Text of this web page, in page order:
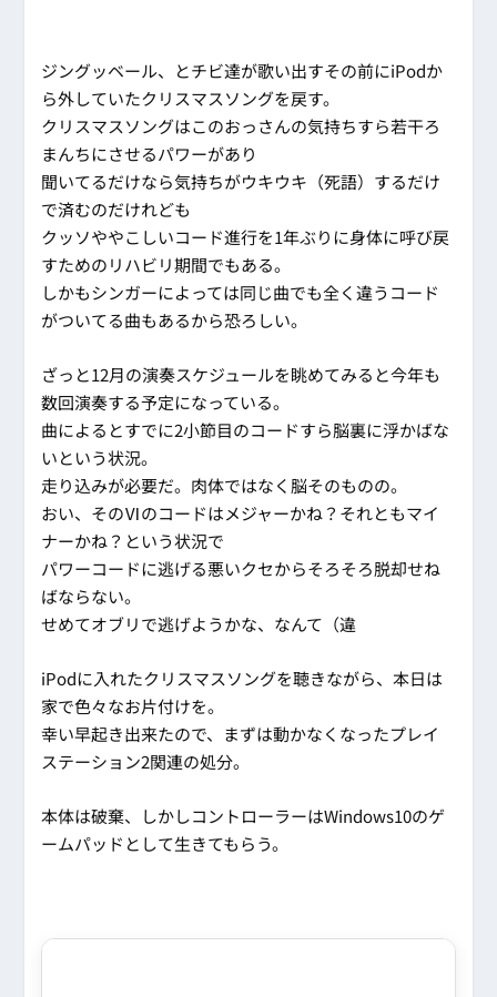
ジングッベール、とチビ達が歌い出すその前にiPodか
ら外していたクリスマスソングを戻す。
クリスマスソングはこのおっさんの気持ちすら若干ろ
まんちにさせるパワーがあり
聞いてるだけなら気持ちがウキウキ（死語）するだけ
で済むのだけれども
クッソややこしいコード進行を1年ぶりに身体に呼び戻
すためのリハビリ期間でもある。
しかもシンガーによっては同じ曲でも全く違うコード
がついてる曲もあるから恐ろしい。
ざっと12月の演奏スケジュールを眺めてみると今年も
数回演奏する予定になっている。
曲によるとすでに2小節目のコードすら脳裏に浮かばな
いという状況。
走り込みが必要だ。肉体ではなく脳そのものの。
おい、そのⅥのコードはメジャーかね？それともマイ
ナーかね？という状況で
パワーコードに逃げる悪いクセからそろそろ脱却せね
ばならない。
せめてオブリで逃げようかな、なんて（違
iPodに入れたクリスマスソングを聴きながら、本日は
家で色々なお片付けを。
幸い早起き出来たので、まずは動かなくなったプレイ
ステーション2関連の処分。
本体は破棄、しかしコントローラーはWindows10のゲ
ームパッドとして生きてもらう。